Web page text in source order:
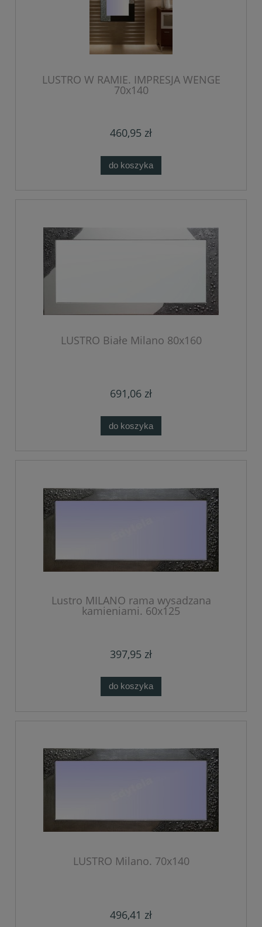
LUSTRO W RAMIE. IMPRESJA WENGE
70x140
460,95 zł
do koszyka
LUSTRO Białe Milano 80x160
691,06 zł
do koszyka
Lustro MILANO rama wysadzana
kamieniami. 60x125
397,95 zł
do koszyka
LUSTRO Milano. 70x140
496,41 zł